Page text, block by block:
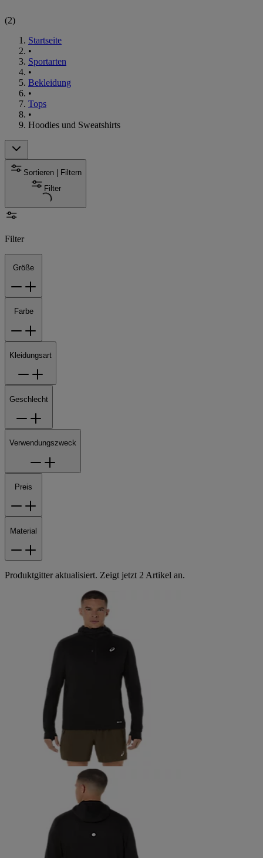
(2)
Startseite
•
Sportarten
•
Bekleidung
•
Tops
•
Hoodies und Sweatshirts
Sortieren | Filtern
Filter
Filter
Größe
Farbe
Kleidungsart
Geschlecht
Verwendungszweck
Preis
Material
Produktgitter aktualisiert. Zeigt jetzt 2 Artikel an.